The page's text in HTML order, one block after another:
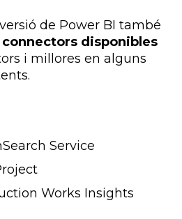
de Power BI també
disponibles
i millores en alguns
Service
Works Insights